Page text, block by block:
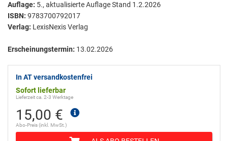
Auflage: 5., aktualisierte Auflage Stand 1.2.2026
ISBN: 9783700792017
Verlag: LexisNexis Verlag
Erscheinungstermin: 13.02.2026
In AT versandkostenfrei
Sofort lieferbar
Lieferzeit ca. 2-3 Werktage
15,00 €
Abo-Preis (inkl. MwSt.)